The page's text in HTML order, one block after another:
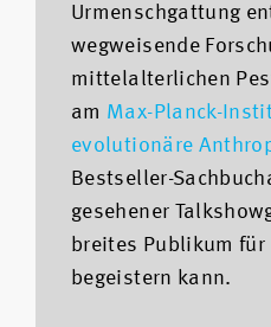
Urmenschgattung
wegweisende
mittelalterlichen
am Max-Planck-
evolutionäre
Bestseller-
gesehener
breites Publikum
begeistern kann.